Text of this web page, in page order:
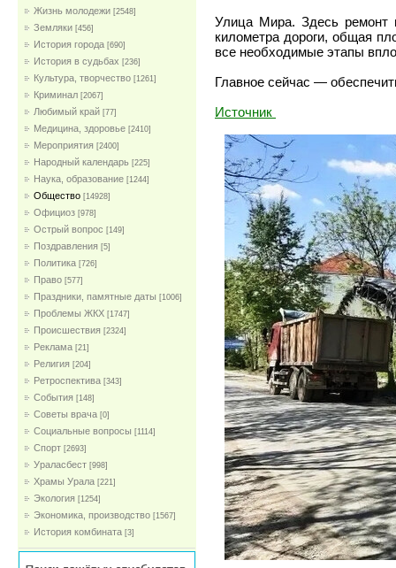
Жизнь молодежи [2548]
Земляки [456]
История города [690]
История в судьбах [236]
Культура, творчество [1261]
Криминал [2067]
Любимый край [77]
Медицина, здоровье [2410]
Мероприятия [2400]
Народный календарь [225]
Наука, образование [1244]
Общество [14928]
Официоз [978]
Острый вопрос [149]
Поздравления [5]
Политика [726]
Право [577]
Праздники, памятные даты [1006]
Проблемы ЖКХ [1747]
Проиcшествия [2324]
Реклама [21]
Религия [204]
Ретроспектива [343]
События [148]
Советы врача [0]
Социальные вопросы [1114]
Спорт [2693]
Ураласбест [998]
Храмы Урала [221]
Экология [1254]
Экономика, производство [1567]
История комбината [3]
Улица Мира. Здесь
километра дороги, общая
все необходимые этапы
Главное сейчас —
Источник